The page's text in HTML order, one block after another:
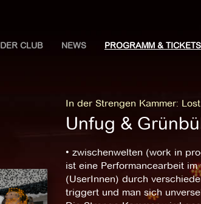
DER CLUB NEWS PROGRAMM & TICKETS
In der Strengen Kammer:
Unfug &
• zwischenwelten (work in
ist eine Performancearbeit
(UserInnen) durch
triggert und man sich